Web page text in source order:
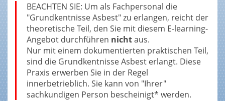
BEACHTEN SIE: Um als Fachpersonal die
"Grundkentnisse Asbest" zu erlangen, reicht der
theoretische Teil, den Sie mit diesem E-learning-
Angebot durchführen nichtaus.
Nur mit einem dokumentierten praktischen Teil,
sind die Grundkentnisse Asbest erlangt. Diese
Praxis erwerben Sie in der Regel
innerbetrieblich. Sie kann von "Ihrer"
sachkundigen Person bescheinigt* werden.